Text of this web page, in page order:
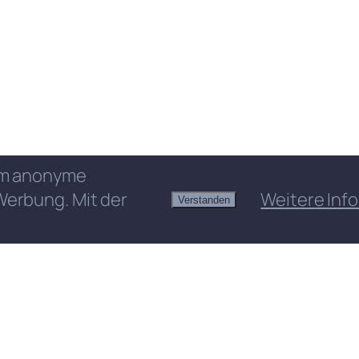
anonyme
Mit der
Verstanden Weitere